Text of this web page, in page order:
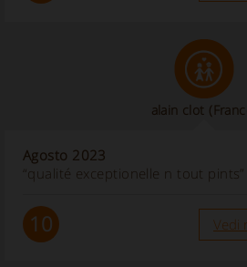
alain clot
Agosto 2023
“qualité exceptionelle n tout pints”
10 Vedi